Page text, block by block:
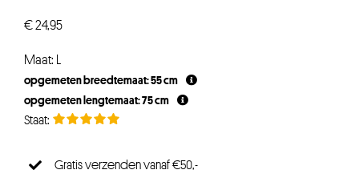
€24,95
Maat: L
opgemeten breedtemaat: 55 cm
opgemeten lengtemaat: 75 cm
Gratis verzenden vanaf €50,-